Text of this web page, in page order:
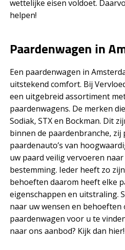
wettelijke eisen voldoet.
helpen!
Paardenwagen in
Een paardenwagen in
uitstekend comfort. Bij
een uitgebreid assortiment
paardenwagens. De merken
Sodiak, STX en Bockman. Dit
binnen de paardenbranche,
paardenauto’s van
uw paard veilig vervoeren
bestemming. Ieder heeft zo
behoeften daarom heeft elke
eigenschappen en uitstraling.
naar uw wensen en behoeften
paardenwagen voor u te
naar ons aanbod? Kijk dan hier!